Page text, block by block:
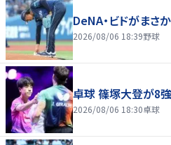
DeNA・ビドがまさ
2026/08/06 18:39野球
卓球 篠塚大登が8
2026/08/06 18:30卓球